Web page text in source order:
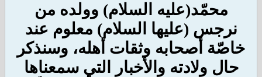
محمّد(عليه السلام) وولده من
نرجس (عليها السلام) معلوم عند
خاصّة أصحابه وثقات أهله، وسنذكر
حال ولادته والأخبار التي سمعناها